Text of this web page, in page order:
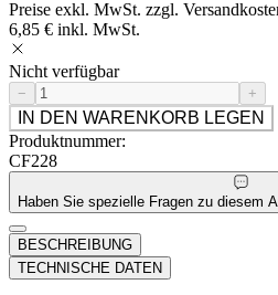
Preise exkl. MwSt. zzgl.
6,85 € inkl. MwSt.
Nicht verfügbar
− +
IN DEN WARENKORB LEGEN
Produktnummer:
CF228
Haben Sie spezielle Fragen zu diesem
BESCHREIBUNG
TECHNISCHE DATEN